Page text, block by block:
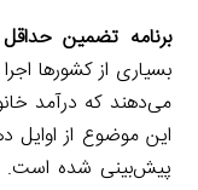
برنامه تضمین
بسیاری از کشورها
می‌دهند که درآمد
پیش‌بینی شده است.